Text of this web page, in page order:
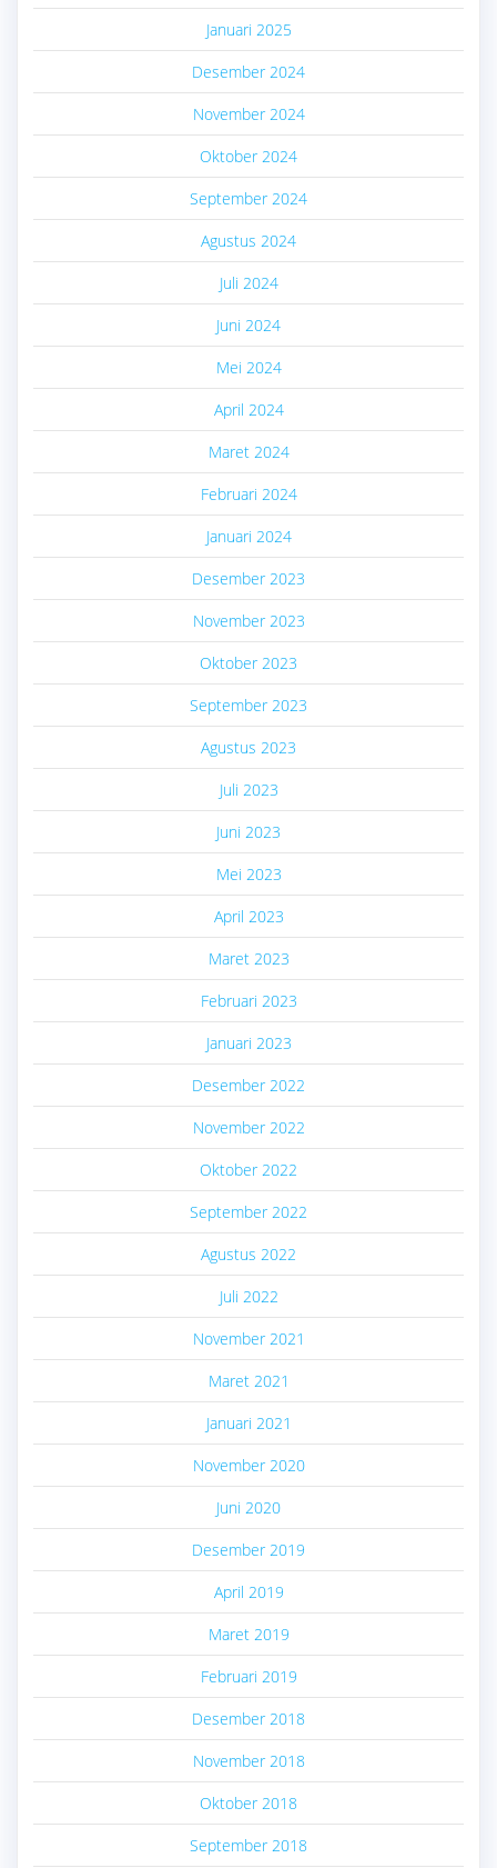
Januari 2025
Desember 2024
November 2024
Oktober 2024
September 2024
Agustus 2024
Juli 2024
Juni 2024
Mei 2024
April 2024
Maret 2024
Februari 2024
Januari 2024
Desember 2023
November 2023
Oktober 2023
September 2023
Agustus 2023
Juli 2023
Juni 2023
Mei 2023
April 2023
Maret 2023
Februari 2023
Januari 2023
Desember 2022
November 2022
Oktober 2022
September 2022
Agustus 2022
Juli 2022
November 2021
Maret 2021
Januari 2021
November 2020
Juni 2020
Desember 2019
April 2019
Maret 2019
Februari 2019
Desember 2018
November 2018
Oktober 2018
September 2018